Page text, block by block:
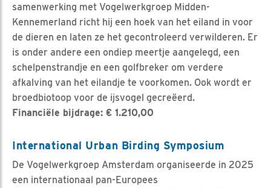
samenwerking met Vogelwerkgroep Midden-
Kennemerland richt hij een hoek van het eiland in voor
de dieren en laten ze het gecontroleerd verwilderen. Er
is onder andere een ondiep meertje aangelegd, een
schelpenstrandje en een golfbreker om verdere
afkalving van het eilandje te voorkomen. Ook wordt er
broedbiotoop voor de ijsvogel gecreëerd.
Financiële bijdrage: € 1.210,00
International Urban Birding Symposium
De Vogelwerkgroep Amsterdam organiseerde in 2025
een internationaal pan-Europees